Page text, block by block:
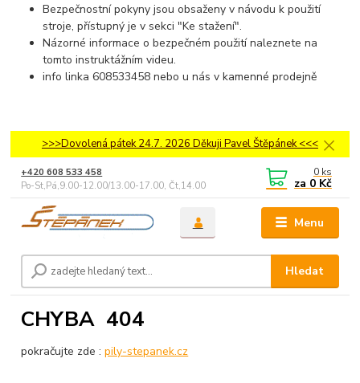
Bezpečnostní pokyny jsou obsaženy v návodu k použití
stroje, přístupný je v sekci "Ke stažení".
Názorné informace o bezpečném použití naleznete na
tomto instruktážním videu.
info linka 608533458 nebo u nás v kamenné prodejně
>>>Dovolená pátek 24.7. 2026 Děkuji Pavel Štěpánek <<<
Menu
Hledat
+420 608 533 458
Po-St,Pá,9.00-12.00/13.00-17.00, Čt,14.00-18.00
0 ks
za 0 Kč
CHYBA 404
pokračujte zde :pily-stepanek.cz